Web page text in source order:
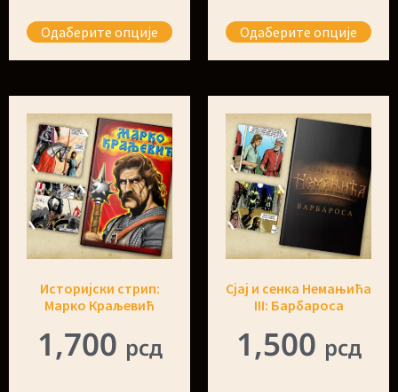
Одаберите опције Одаберите опције
Историјски стрип:
Марко Краљевић
1,700 рсд
Сјај и сенка Немањића
III: Барбаросa
1,500 рсд